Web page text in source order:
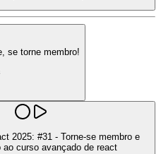
se torne membro!
2025: #31 - Torne-se membro e
ao curso avançado de react